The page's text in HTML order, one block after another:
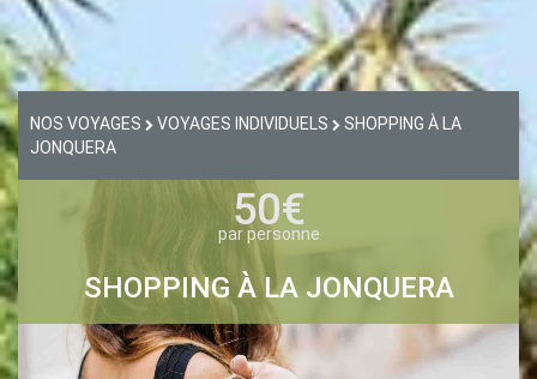
NOS VOYAGES VOYAGES INDIVIDUELS
SHOPPING À LA
JONQUERA
50€
par personne
SHOPPING À LA JONQUERA